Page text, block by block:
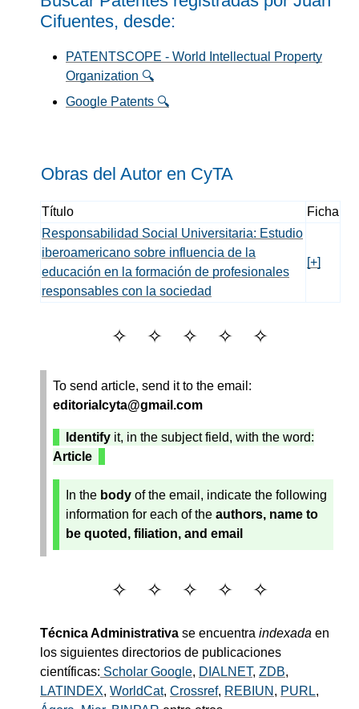
Cifuentes, desde:
PATENTSCOPE - World Intellectual Property
Organization 🔍
Google Patents 🔍
Obras del Autor en CyTA
Título
Ficha
Responsabilidad Social Universitaria: Estudio
iberoamericano sobre influencia de la
educación en la formación de profesionales
responsables con la sociedad
[+]
To send article, send it to the email:
editorialcyta@gmail.com
Identify it, in the subject field, with the word:
Article
In the body of the email, indicate the following
information for each of the authors, name to
be quoted, filiation, and email
Técnica Administrativa se encuentra indexada en
los siguientes directorios de publicaciones
científicas: Scholar Google, DIALNET, ZDB,
LATINDEX, WorldCat, Crossref, REBIUN , PURL,